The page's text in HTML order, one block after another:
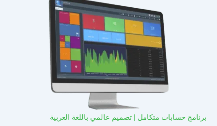
برنامج حسابات متكامل | تصميم عالمي باللغة العربية